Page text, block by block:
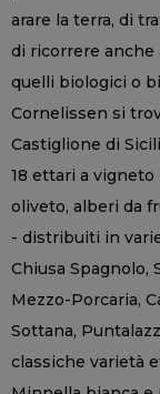
arare la terra, di
di ricorrere
quelli biologici o
Cornelissen si
Castiglione di
18 ettari a
oliveto, alberi da
- distribuiti in
Chiusa Spagnolo,
Mezzo-Porcaria,
Sottana,
classiche varietà